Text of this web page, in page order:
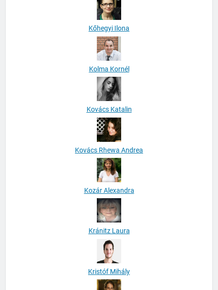
Kőhegyi Ilona
Kolma Kornél
Kovács Katalin
Kovács Rhewa Andrea
Kozár Alexandra
Kránitz Laura
Kristóf Mihály